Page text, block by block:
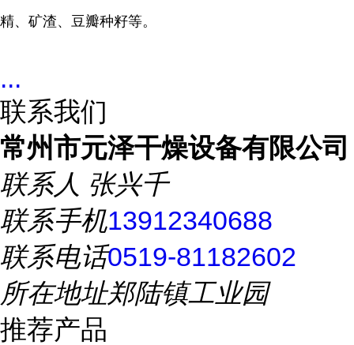
精、矿渣、豆瓣种籽等。
...
联系我们
常州市元泽干燥设备有限公司
联系人 张兴千
联系手机13912340688
联系电话0519-81182602
所在地址郑陆镇工业园
推荐产品